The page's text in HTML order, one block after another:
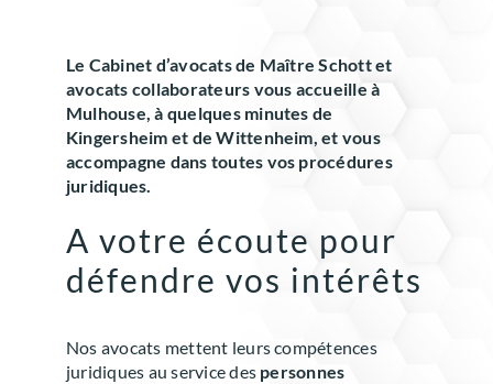
Le Cabinet d’avocats de Maître Schott et
avocats collaborateurs vous accueille à
Mulhouse, à quelques minutes de
Kingersheim et de Wittenheim, et vous
accompagne dans toutes vos procédures
juridiques.
A votre écoute pour
défendre vos intérêts
Nos avocats mettent leurs compétences
juridiques au service des personnes